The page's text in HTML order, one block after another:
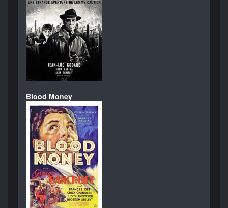
Blood Money